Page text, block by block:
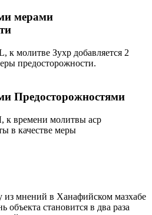
мерами
к молитве Зухр добавляется 2
предосторожности.
Предосторожностями
к времени молитвы аср
в качестве меры
из мнений в Ханафийском мазхабе
объекта становится в два раза